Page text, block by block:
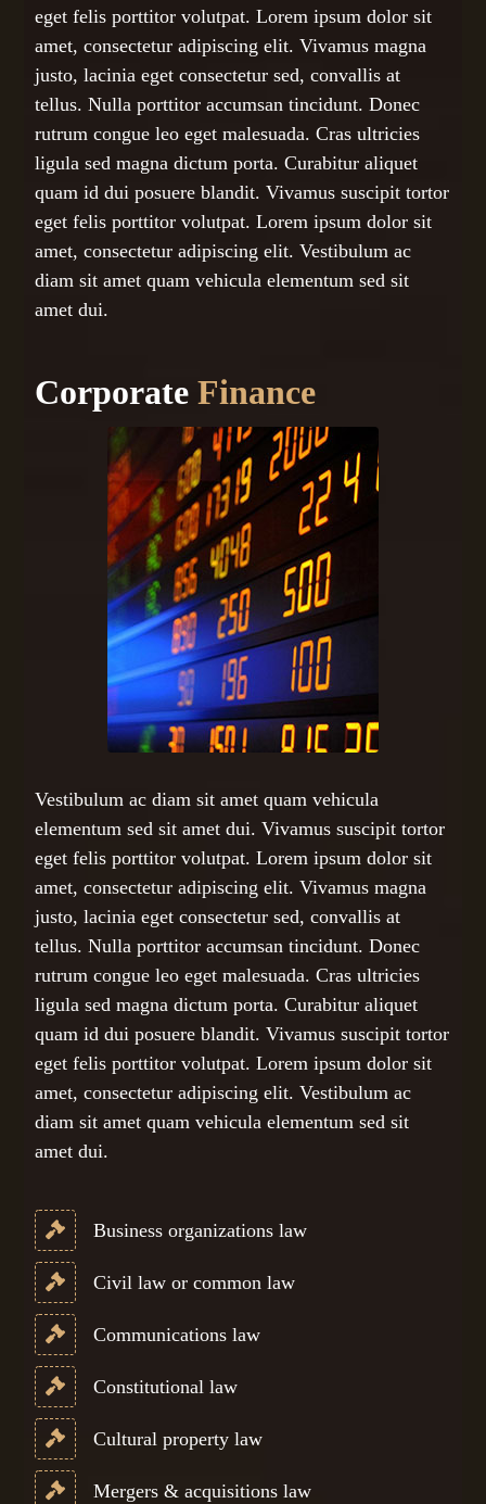
Business organizations law
Civil law or common law
Communications law
Constitutional law
Cultural property law
Mergers & acquisitions law
CorporateFinance
Vestibulum ac diam sit amet quam vehicula
elementum sed sit amet dui. Vivamus suscipit tortor
eget felis porttitor volutpat. Lorem ipsum dolor sit
amet, consectetur adipiscing elit. Vivamus magna
justo, lacinia eget consectetur sed, convallis at
tellus. Nulla porttitor accumsan tincidunt. Donec
rutrum congue leo eget malesuada. Cras ultricies
ligula sed magna dictum porta. Curabitur aliquet
quam id dui posuere blandit. Vivamus suscipit tortor
eget felis porttitor volutpat. Lorem ipsum dolor sit
amet, consectetur adipiscing elit. Vestibulum ac
diam sit amet quam vehicula elementum sed sit
amet dui.
eget felis porttitor volutpat. Lorem ipsum dolor sit
amet, consectetur adipiscing elit. Vivamus magna
justo, lacinia eget consectetur sed, convallis at
tellus. Nulla porttitor accumsan tincidunt. Donec
rutrum congue leo eget malesuada. Cras ultricies
ligula sed magna dictum porta. Curabitur aliquet
quam id dui posuere blandit. Vivamus suscipit tortor
eget felis porttitor volutpat. Lorem ipsum dolor sit
amet, consectetur adipiscing elit. Vestibulum ac
diam sit amet quam vehicula elementum sed sit
amet dui.